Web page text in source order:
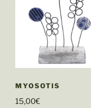
MYOSOTIS
15,00€